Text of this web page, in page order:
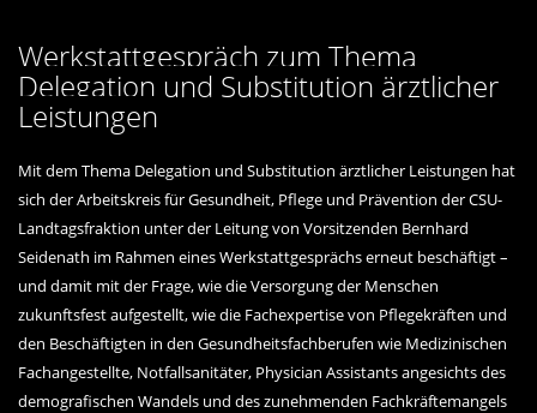
Werkstattgespräch zum Thema
Delegation und Substitution ärztlicher
Leistungen
Mit dem Thema Delegation und Substitution ärztlicher Leistungen hat
sich der Arbeitskreis für Gesundheit, Pflege und Prävention der CSU-
Landtagsfraktion unter der Leitung von Vorsitzenden Bernhard
Seidenath im Rahmen eines Werkstattgesprächs erneut beschäftigt –
und damit mit der Frage, wie die Versorgung der Menschen
zukunftsfest aufgestellt, wie die Fachexpertise von Pflegekräften und
den Beschäftigten in den Gesundheitsfachberufen wie Medizinischen
Fachangestellte, Notfallsanitäter, Physician Assistants angesichts des
demografischen Wandels und des zunehmenden Fachkräftemangels